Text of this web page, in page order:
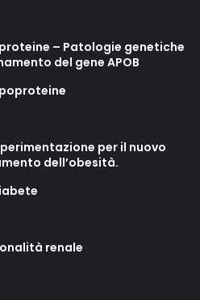
– Patologie genetiche
del gene APOB
per il nuovo
dell’obesità.
renale